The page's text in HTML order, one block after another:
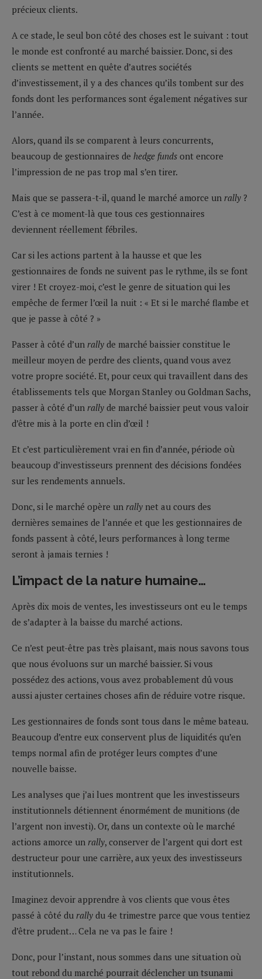
précieux clients.
A ce stade, le seul bon côté des choses est le suivant : tout
le monde est confronté au marché baissier. Donc, si des
clients se mettent en quête d’autres sociétés
d’investissement, il y a des chances qu’ils tombent sur des
fonds dont les performances sont également négatives sur
l’année.
Alors, quand ils se comparent à leurs concurrents,
beaucoup de gestionnaires de hedge funds ont encore
l’impression de ne pas trop mal s’en tirer.
Mais que se passera-t-il, quand le marché amorce un rally ?
C’est à ce moment-là que tous ces gestionnaires
deviennent réellement fébriles.
Car si les actions partent à la hausse et que les
gestionnaires de fonds ne suivent pas le rythme, ils se font
virer ! Et croyez-moi, c’est le genre de situation qui les
empêche de fermer l’œil la nuit : « Et si le marché flambe et
que je passe à côté ? »
Passer à côté d’un rally de marché baissier constitue le
meilleur moyen de perdre des clients, quand vous avez
votre propre société. Et, pour ceux qui travaillent dans des
établissements tels que Morgan Stanley ou Goldman Sachs,
passer à côté d’un rally de marché baissier peut vous valoir
d’être mis à la porte en clin d’œil !
Et c’est particulièrement vrai en fin d’année, période où
beaucoup d’investisseurs prennent des décisions fondées
sur les rendements annuels.
Donc, si le marché opère un rally net au cours des
dernières semaines de l’année et que les gestionnaires de
fonds passent à côté, leurs performances à long terme
seront à jamais ternies !
L’impact de la nature humaine…
Après dix mois de ventes, les investisseurs ont eu le temps
de s’adapter à la baisse du marché actions.
Ce n’est peut-être pas très plaisant, mais nous savons tous
que nous évoluons sur un marché baissier. Si vous
possédez des actions, vous avez probablement dû vous
aussi ajuster certaines choses afin de réduire votre risque.
Les gestionnaires de fonds sont tous dans le même bateau.
Beaucoup d’entre eux conservent plus de liquidités qu’en
temps normal afin de protéger leurs comptes d’une
nouvelle baisse.
Les analyses que j’ai lues montrent que les investisseurs
institutionnels détiennent énormément de munitions (de
l’argent non investi). Or, dans un contexte où le marché
actions amorce un rally, conserver de l’argent qui dort est
destructeur pour une carrière, aux yeux des investisseurs
institutionnels.
Imaginez devoir apprendre à vos clients que vous êtes
passé à côté du rally du 4e trimestre parce que vous tentiez
d’être prudent… Cela ne va pas le faire !
Donc, pour l’instant, nous sommes dans une situation où
tout rebond du marché pourrait déclencher un tsunami